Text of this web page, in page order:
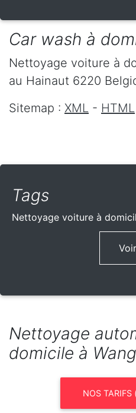
Car wash à
Nettoyage voiture à
au Hainaut 6220
Sitemap : XML - HTML
Tags
Nettoyage voiture à
Nettoyage
domicile à
NOS TARIFS